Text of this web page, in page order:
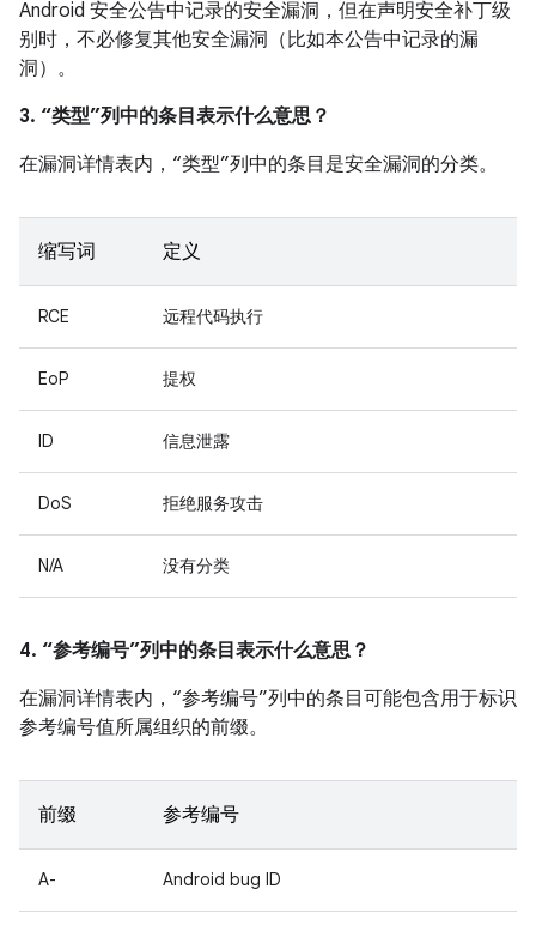
Android 安全公告中记录的安全漏洞，但在声明安全补丁级
别时，不必修复其他安全漏洞（比如本公告中记录的漏
洞）。
3. “类型”列中的条目表示什么意思？
在漏洞详情表内，“类型”列中的条目是安全漏洞的分类。
缩写词 定义
RCE 远程代码执行
EoP 提权
ID 信息泄露
DoS 拒绝服务攻击
N/A 没有分类
4. “参考编号”列中的条目表示什么意思？
在漏洞详情表内，“参考编号”列中的条目可能包含用于标识
参考编号值所属组织的前缀。
前缀 参考编号
A- Android bug ID